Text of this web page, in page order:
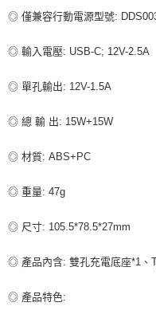
每筆NT$80，滿NT$599(含
每筆NT$80，滿NT$599(含
宅配
◎ 僅兼容行動電源型號:
◎ 輸入電壓: USB-C; 12V-2.5A
◎ 單孔輸出: 12V-1.5A
◎ 總 輸 出: 15W+15W
◎ 材質: ABS+PC
◎ 重量: 47g
◎ 尺寸: 105.5*78.5*27mm
◎ 產品內含: 雙孔充電底座*1、
◎ 產品特色: